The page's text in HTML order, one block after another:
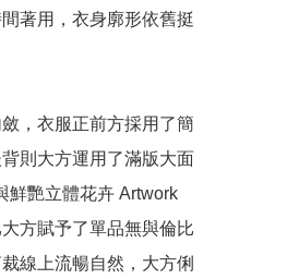
著用，衣身廓形依舊挺
，衣服正前方採用了簡
則大方運用了滿版大面
鮮艷立體花卉 Artwork
方賦予了單品無與倫比
線上流暢自然，大方俐